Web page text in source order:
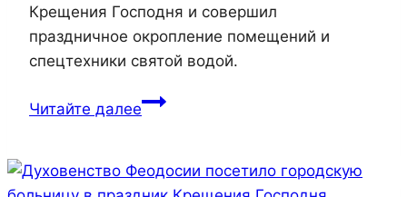
Крещения Господня и совершил
праздничное окропление помещений и
спецтехники святой водой.
Читайте далееРуководитель
по